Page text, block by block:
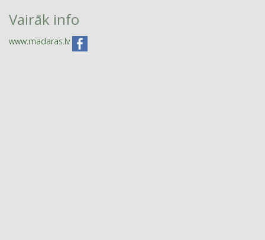
Vairāk info
www.madaras.lv